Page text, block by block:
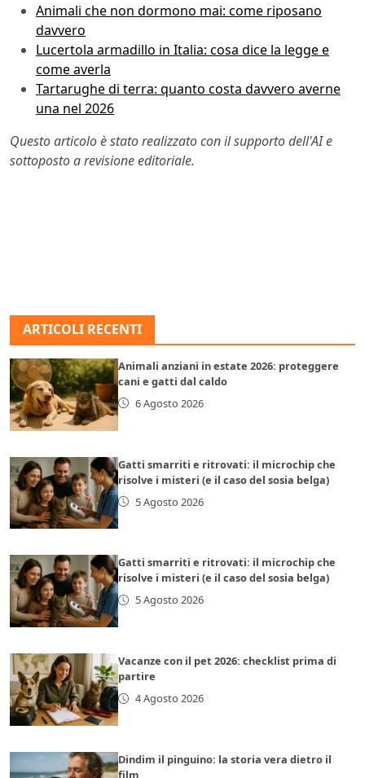
Animali che non dormono mai: come riposano
davvero
Lucertola armadillo in Italia: cosa dice la legge e
come averla
Tartarughe di terra: quanto costa davvero averne
una nel 2026
Questo articolo è stato realizzato con il supporto dell'AI e
sottoposto a revisione editoriale.
ARTICOLI RECENTI
Animali anziani in estate 2026: proteggere
cani e gatti dal caldo
6 Agosto 2026
Gatti smarriti e ritrovati: il microchip che
risolve i misteri (e il caso del sosia belga)
5 Agosto 2026
Gatti smarriti e ritrovati: il microchip che
risolve i misteri (e il caso del sosia belga)
5 Agosto 2026
Vacanze con il pet 2026: checklist prima di
partire
4 Agosto 2026
Dindim il pinguino: la storia vera dietro il
film